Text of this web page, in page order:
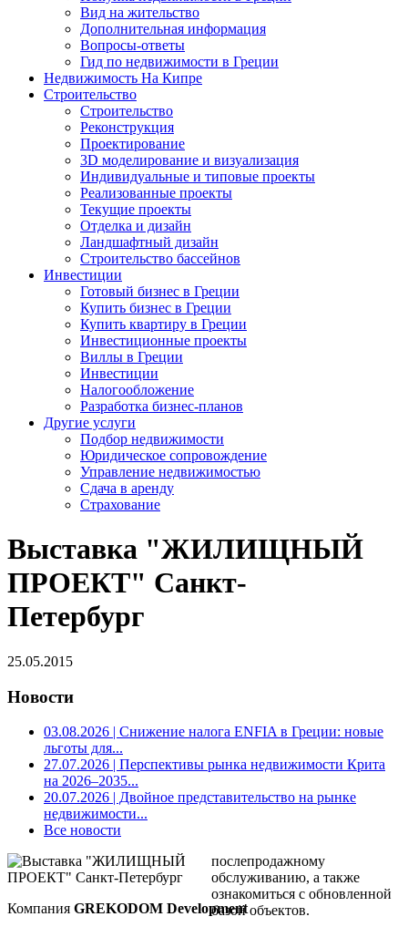
Вид на жительство
Дополнительная информация
Вопросы-ответы
Гид по недвижимости в Греции
Недвижимость На Кипре
Строительство
Строительство
Реконструкция
Проектирование
3D моделирование и визуализация
Индивидуальные и типовые проекты
Реализованные проекты
Текущие проекты
Отделка и дизайн
Ландшафтный дизайн
Строительство бассейнов
Инвестиции
Готовый бизнес в Греции
Купить бизнес в Греции
Купить квартиру в Греции
Инвестиционные проекты
Виллы в Греции
Инвестиции
Налогообложение
Разработка бизнес-планов
Другие услуги
Подбор недвижимости
Юридическое сопровождение
Управление недвижимостью
Сдача в аренду
Страхование
Выставка "ЖИЛИЩНЫЙ
ПРОЕКТ" Санкт-
Петербург
25.05.2015
Новости
03.08.2026 | Снижение налога ENFIA в Греции: новые
льготы для...
27.07.2026 | Перспективы рынка недвижимости Крита
на 2026–2035...
20.07.2026 | Двойное представительство на рынке
недвижимости...
Все новости
Компания GREKODOM Development
послепродажному
обслуживанию, а также
ознакомиться с обновленной
базой объектов.